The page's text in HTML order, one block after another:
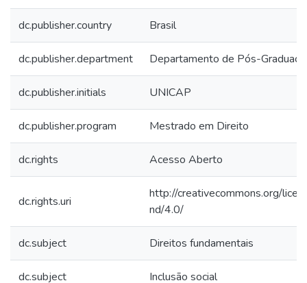
dc.publisher.country Brasil
dc.publisher.department Departamento de Pós-
dc.publisher.initials UNICAP
dc.publisher.program Mestrado em Direito
dc.rights Acesso Aberto
dc.rights.uri
http://creativecommons.org/
nd/4.0/
dc.subject Direitos fundamentais
dc.subject Inclusão social